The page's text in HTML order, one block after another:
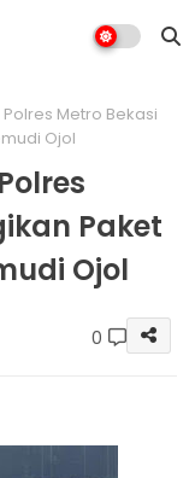
Metro Bekasi
Ojol
Paket
Ojol
0